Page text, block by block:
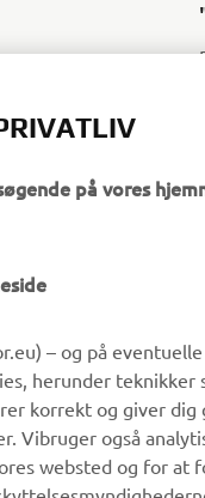
på vores
– og på
herunder teknikker
korrekt og giver
Vibruger også
websted og for